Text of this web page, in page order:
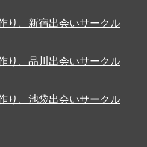
り、新宿出会いサークル
り、品川出会いサークル
り、池袋出会いサークル